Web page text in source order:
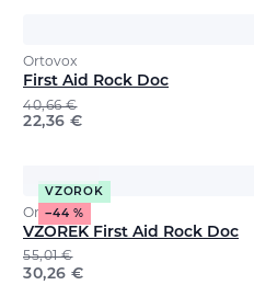
Ortovox
First Aid Rock Doc
40,66€
22,36 €
VZOROK
−44 %
Ortovox
VZOREK First Aid Rock Doc
55,01€
30,26 €